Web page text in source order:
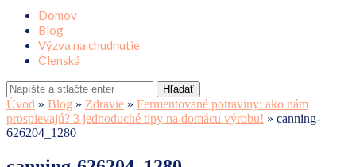
Domov
Blog
Výzva na chudnutie
Členská
Hľadať
Úvod » Blog » Zdravie » Fermentované potraviny: ako nám
prospievajú? 3 jednoduché tipy na domácu výrobu! » canning-
626204_1280